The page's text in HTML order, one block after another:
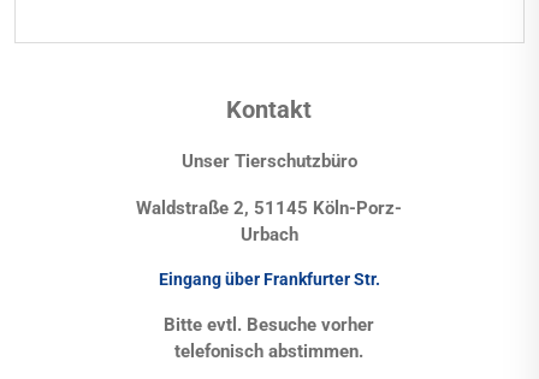
Kontakt
Unser Tierschutzbüro
Waldstraße 2, 51145 Köln-Porz-
Urbach
Eingang über Frankfurter Str.
Bitte evtl. Besuche vorher
telefonisch abstimmen.